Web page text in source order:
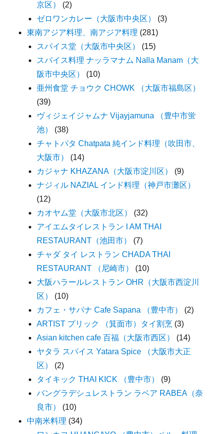
京区）
(2)
ゼロワンカレー（大阪市中央区）
(3)
東南アジア料理、南アジア料理 (281)
スパイス堂（大阪市中央区）
(15)
スパイス料理 ナッラマナム Nalla Manam（大
阪市中央区）
(10)
亜州食堂 チョウク CHOWK （大阪市福島区）
(39)
ヴィジェイジャムナ Vijayjamuna （豊中市蛍
池）
(38)
チャトパタ Chatpata 純インド料理（吹田市、
大阪市）
(14)
カジャナ KHAZANA（大阪市淀川区）
(9)
ナジィル NAZIAL インド料理（神戸市灘区）
(12)
カオヤム堂（大阪市北区）
(32)
アイエムタイレストラン I AM THAI
RESTAURANT（池田市）
(7)
チャダ タイ レストラン CHADA THAI
RESTAURANT （尼崎市）
(10)
大阪ハラールレストラン OHR（大阪市西淀川
区）
(10)
カフェ・サパナ Cafe Sapana （豊中市）
(2)
ARTIST プリック （箕面市）タイ割烹 (3)
Asian kitchen cafe 百福（大阪市西区）
(14)
ヤタラ スパイス Yatara Spice （大阪市大正
区）
(2)
タイキック THAI KICK （豊中市）
(9)
バングラデシュレストラン ラベア RABEA（奈
良市）
(10)
中南米料理 (34)